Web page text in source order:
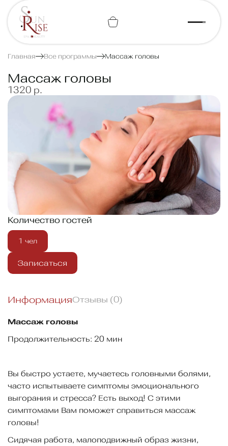
Главная Все программы Массаж головы
Массаж головы
1320 р.
Записаться
Количество гостей
1 чел
ИнформацияОтзывы (0)
Массаж головы
Продолжительность: 20 мин
Вы быстро устаете, мучаетесь головными болями,
часто испытываете симптомы эмоционального
выгорания и стресса? Есть выход! С этими
симптомами Вам поможет справиться массаж
головы!
Сидячая работа, малоподвижный образ жизни,